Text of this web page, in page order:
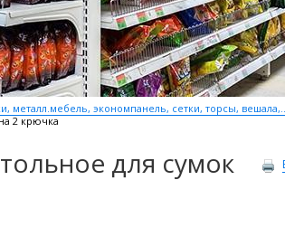
металл.мебель, экономпанель, сетки, торсы,
2 крючка
для сумок